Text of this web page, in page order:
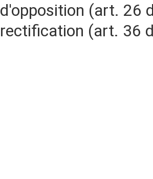
d'opposition (art. 26
rectification (art. 36